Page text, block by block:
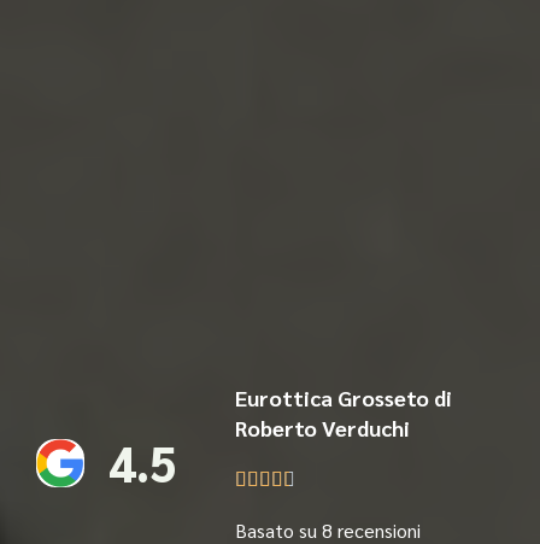
4.5
Eurottica Grosseto di
Roberto Verduchi
    
Basato su 8 recensioni